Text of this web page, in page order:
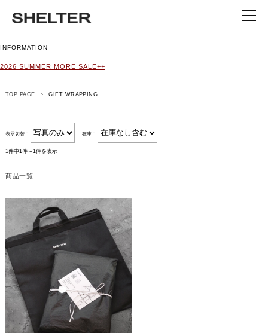
INFORMATION
2026 SUMMER MORE SALE++
TOP PAGE GIFT WRAPPING
表示切替： 在庫：
1件中1件～1件を表示
商品一覧